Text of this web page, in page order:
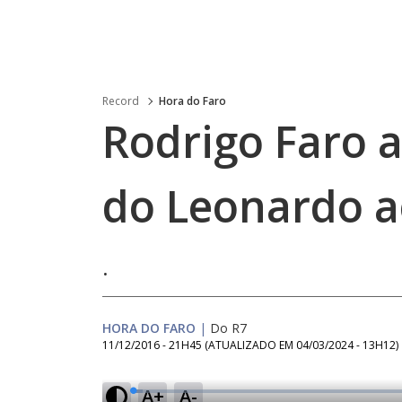
Record Hora do Faro
Rodrigo Faro
do Leonardo
.
HORA DO FARO | Do R7
11/12/2016 - 21H45 (ATUALIZADO EM 04/03/2024 - 13H12)
A+ A-
L